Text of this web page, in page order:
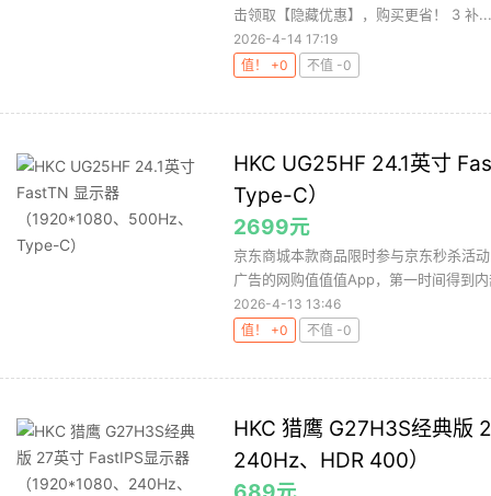
击领取【隐藏优惠】，购买更省！ 3 补...
2026-4-14 17:19
值！ +0
不值 -0
HKC UG25HF 24.1英寸
Type-C）
2699元
京东商城本款商品限时参与京东秒杀活
广告的网购值值值App，第一时间得到
2026-4-13 13:46
值！ +0
不值 -0
HKC 猎鹰 G27H3S经典版
240Hz、HDR 400）